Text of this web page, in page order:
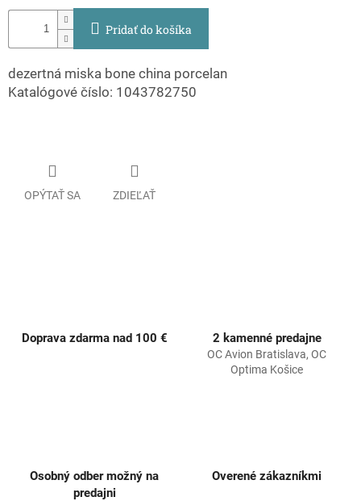
Pridať do košíka
dezertná miska bone china porcelan
Katalógové číslo: 1043782750
OPÝTAŤ SA ZDIEĽAŤ
Doprava zdarma nad 100 € 2 kamenné predajne
OC Avion Bratislava, OC
Optima Košice
Osobný odber možný na
predajni
Overené zákazníkmi